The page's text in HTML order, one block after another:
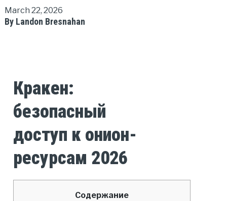
March 22, 2026
By Landon Bresnahan
Кракен:
безопасный
доступ к онион-
ресурсам 2026
Содержание